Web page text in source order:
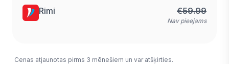
Rimi €59.99
Nav pieejams
Cenas atjaunotas pirms 3 mēnešiem un var atšķirties.